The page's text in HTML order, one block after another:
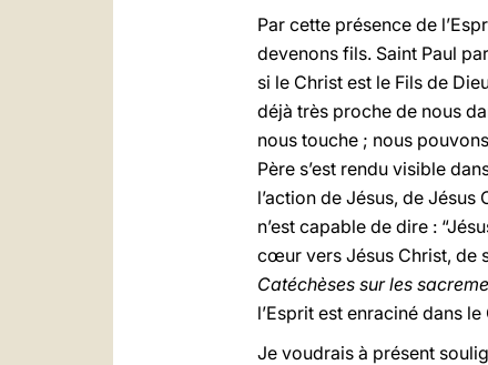
Par cette présence de
devenons fils. Saint Paul
si le Christ est le Fils de
déjà très proche de nous
nous touche ; nous
Père s’est rendu visible
l’action de Jésus, de
n’est capable de dire :
cœur vers Jésus Christ, de
Catéchèses sur les
l’Esprit est enraciné dans le
Je voudrais à présent